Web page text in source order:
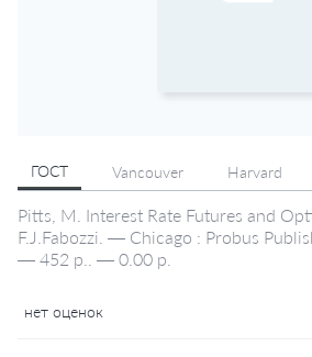
ГОСТ Vancouver Harvard
Pitts, M. Interest Rate Futures and
F.J.Fabozzi. — Chicago : Probus
— 452 p.. — 0.00 р.
нет оценок